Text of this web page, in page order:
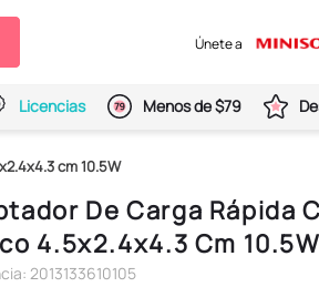
Únete a
Licencias Menos de $79
cm 10.5W
De Carga Rápida
4.5x2.4x4.3 Cm 10.5W
: 2013133610105